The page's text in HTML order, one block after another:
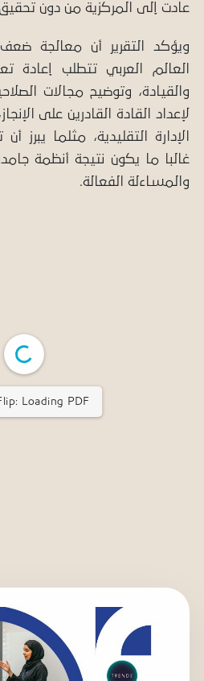
عادت إلى المركزية من دون
ويؤكد التقرير أن معالجة
العالم العربي تتطلب إعادة
والقيادة، وتوضيح مجالات
لإعداد القادة القادرين على
الإدارة التقليدية، مثلما يبرز
غالبا ما يكون نتيجة أنظمة
والمساءلة الفعالة.
Loading PDF ...